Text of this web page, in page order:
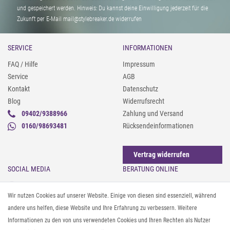
und gespeichert werden. Hinweis: Du kannst deine Einwilligung jederzeit für die
Zukunft per E-Mail mail@stylebreaker.de widerrufen
SERVICE
FAQ / Hilfe
Service
Kontakt
Blog
09402/9388966
0160/98693481
INFORMATIONEN
Impressum
AGB
Datenschutz
Widerrufsrecht
Zahlung und Versand
Rücksendeinformationen
Vertrag widerrufen
SOCIAL MEDIA
Facebook
Pinterest
Twitter
BERATUNG ONLINE
Sonnenbrillen & UV-Schutz
Textilpflege
Textil- und Material-Guide
Wir nutzen Cookies auf unserer Website. Einige von diesen sind essenziell, während
andere uns helfen, diese Website und Ihre Erfahrung zu verbessern. Weitere
Informationen zu den von uns verwendeten Cookies und Ihren Rechten als Nutzer